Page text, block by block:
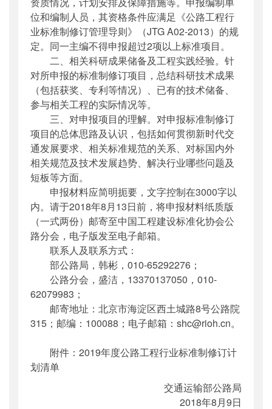
位和编制人员，其资格条件应满足《公路工程行
业标准制修订管理导则》（JTG A02-2013）的规
定。同一主编不得申报超过2项以上标准项目。
二、相关科研成果储备及工程实践经验。针
对所申报的标准制修订项目，总结科研技术成果
（包括获奖、专利等情况）、已有的技术储备、
参与相关工程的实际情况等。
三、对申报项目的理解。对申报标准制修订
项目的总体思路及认识，包括如何贯彻新时代交
通发展要求、相关标准规范的关系、对标国内外
相关规范及技术发展趋势、解决行业哪些问题及
短板等方面。
申报材料应简明扼要，文字控制在3000字以
内。请于2018年8月13日前，将申报材料纸质版
（一式两份）邮寄至中国工程建设标准化协会公
路分会，电子版发至电子邮箱。
联系人及联系方式：
部公路局，韩彬，010-65292276；
公路分会，盛洁，13370137050，010-
62079983；
邮寄地址：北京市海淀区西土城路8号公路院
315；邮编：100088；电子邮箱：shc@rioh.cn。
附件：2019年度公路工程行业标准制修订计
划清单
交通运输部公路局
2018年8月9日